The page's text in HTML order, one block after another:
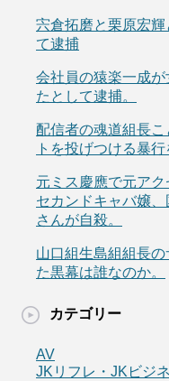
宍倉拓磨と栗原宏
て逮捕
会社員の猿楽一成
たとして逮捕。
配信者の魂道組長
トを投げつける暴行
元ミス慶應で元ア
セカンドキャバ嬢
さんが自殺。
山口組生島組組長
た黒幕は誰なのか。
カテゴリー
AV
JKリフレ・JKビジ